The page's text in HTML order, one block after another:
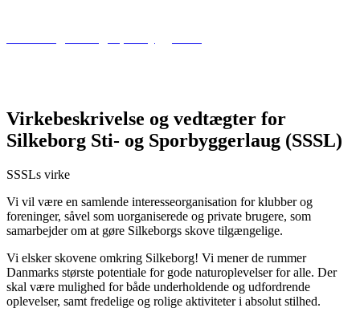
Virkebeskrivelse og vedtægter for
Silkeborg Sti- og Sporbyggerlaug (SSSL)
SSSLs virke
Vi vil være en samlende interesseorganisation for klubber og
foreninger, såvel som uorganiserede og private brugere, som
samarbejder om at gøre Silkeborgs skove tilgængelige.
Vi elsker skovene omkring Silkeborg! Vi mener de rummer
Danmarks største potentiale for gode naturoplevelser for alle. Der
skal være mulighed for både underholdende og udfordrende
oplevelser, samt fredelige og rolige aktiviteter i absolut stilhed.